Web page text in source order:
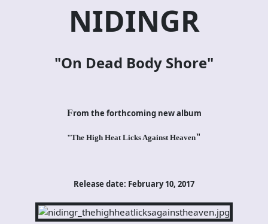
NIDINGR
"On Dead Body Shore"
From the forthcoming new album
"The High Heat Licks Against Heaven"
Release date: February 10, 2017